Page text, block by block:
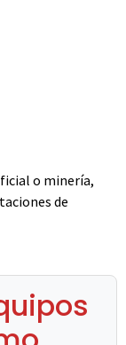
o minería,
de